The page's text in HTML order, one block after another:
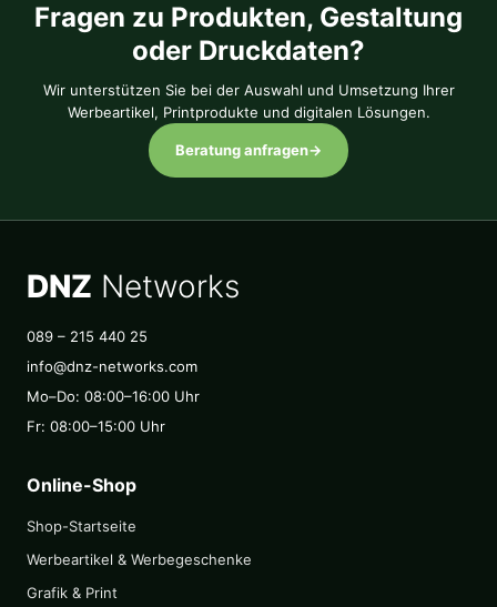
Fragen zu Produkten, Gestaltung
oder Druckdaten?
Wir unterstützen Sie bei der Auswahl und Umsetzung Ihrer
Werbeartikel, Printprodukte und digitalen Lösungen.
Beratung anfragen→
DNZ Networks
089 – 215 440 25
info@dnz-networks.com
Mo–Do: 08:00–16:00 Uhr
Fr: 08:00–15:00 Uhr
Online-Shop
Shop-Startseite
Werbeartikel & Werbegeschenke
Grafik & Print